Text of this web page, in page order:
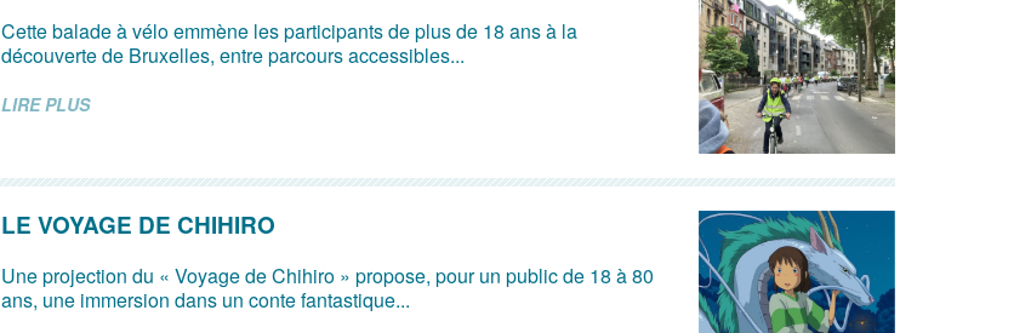
Cette balade à vélo emmène les participants de plus de 18 ans à la
découverte de Bruxelles, entre parcours accessibles...
LIRE PLUS
LE VOYAGE DE CHIHIRO
Une projection du « Voyage de Chihiro » propose, pour un public de 18 à 80
ans, une immersion dans un conte fantastique...